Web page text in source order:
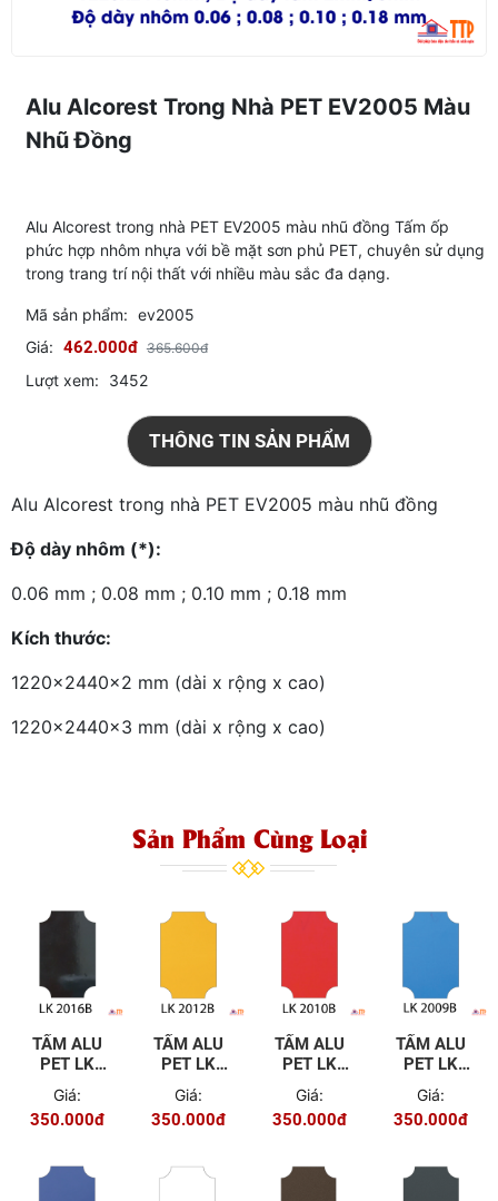
Alu Alcorest Trong Nhà PET EV2005 Màu
Nhũ Đồng
Alu Alcorest trong nhà PET EV2005 màu nhũ đồng Tấm ốp
phức hợp nhôm nhựa với bề mặt sơn phủ PET, chuyên sử dụng
trong trang trí nội thất với nhiều màu sắc đa dạng.
Mã sản phẩm: ev2005
Giá: 462.000đ 365.600đ
Lượt xem: 3452
THÔNG TIN SẢN PHẨM
Alu Alcorest trong nhà PET EV2005 màu nhũ đồng
Độ dày nhôm (*):
0.06 mm ; 0.08 mm ; 0.10 mm ; 0.18 mm
Kích thước:
1220x2440x2 mm (dài x rộng x cao)
1220x2440x3 mm (dài x rộng x cao)
Sản Phẩm Cùng Loại
TẤM ALU
PET LK
2016B
Giá:
350.000đ
TẤM ALU
PET LK
2012B
Giá:
350.000đ
TẤM ALU
PET LK
2010B
Giá:
350.000đ
TẤM ALU
PET LK
2009B
Giá:
350.000đ